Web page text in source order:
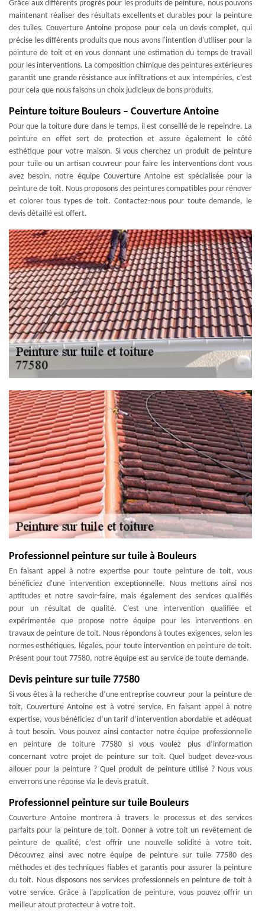
Grâce aux différents progrès pour les produits de peinture, nous pouvons
maintenant réaliser des résultats excellents et durables pour la peinture
des tuiles. Couverture Antoine propose pour cela un devis complet, qui
précise les différents produits que nous avons l'intention d'utiliser pour la
peinture de toit et en vous donnant une estimation du temps de travail
pour les interventions. La composition chimique des peintures extérieures
garantit une grande résistance aux infiltrations et aux intempéries, c’est
pour cela que nous faisons un choix judicieux de bons produits.
Peinture toiture Bouleurs – Couverture Antoine
Pour que la toiture dure dans le temps, il est conseillé de le repeindre. La
peinture en effet sert de protection et assure également le côté
esthétique pour votre maison. Si vous cherchez un produit de peinture
pour tuile ou un artisan couvreur pour faire les interventions dont vous
avez besoin, notre équipe Couverture Antoine est spécialisée pour la
peinture de toit. Nous proposons des peintures compatibles pour rénover
et colorer tous types de toit. Contactez-nous pour toute demande, le
devis détaillé est offert.
Professionnel peinture sur tuile à Bouleurs
En faisant appel à notre expertise pour toute peinture de toit, vous
bénéficiez d'une intervention exceptionnelle. Nous mettons ainsi nos
aptitudes et notre savoir-faire, mais également des services qualifiés
pour un résultat de qualité. C'est une intervention qualifiée et
expérimentée que propose notre équipe pour les interventions en
travaux de peinture de toit. Nous répondons à toutes exigences, selon les
normes esthétiques, légales, pour toute intervention en peinture de toit.
Présent pour tout 77580, notre équipe est au service de toute demande.
Devis peinture sur tuile 77580
Si vous êtes à la recherche d’une entreprise couvreur pour la peinture de
toit, Couverture Antoine est à votre service. En faisant appel à notre
expertise, vous bénéficiez d’un tarif d’intervention abordable et adéquat
à tout besoin. Vous pouvez ainsi contacter notre équipe professionnelle
en peinture de toiture 77580 si vous voulez plus d’information
concernant votre projet de peinture sur toit. Quel budget devez-vous
allouer pour la peinture ? Quel produit de peinture utilisé ? Nous vous
enverrons une réponse via le devis gratuit.
Professionnel peinture sur tuile Bouleurs
Couverture Antoine montrera à travers le processus et des services
parfaits pour la peinture de toit. Donner à votre toit un revêtement de
peinture de qualité, c’est offrir une nouvelle solidité à votre toit.
Découvrez ainsi avec notre équipe de peinture sur tuile 77580 des
méthodes et des techniques fiables et garantis pour assurer la peinture
du toit. Nous disposons nos services professionnels en peinture de toit à
votre service. Grâce à l’application de peinture, vous pouvez offrir un
meilleur atout protecteur à votre toit.